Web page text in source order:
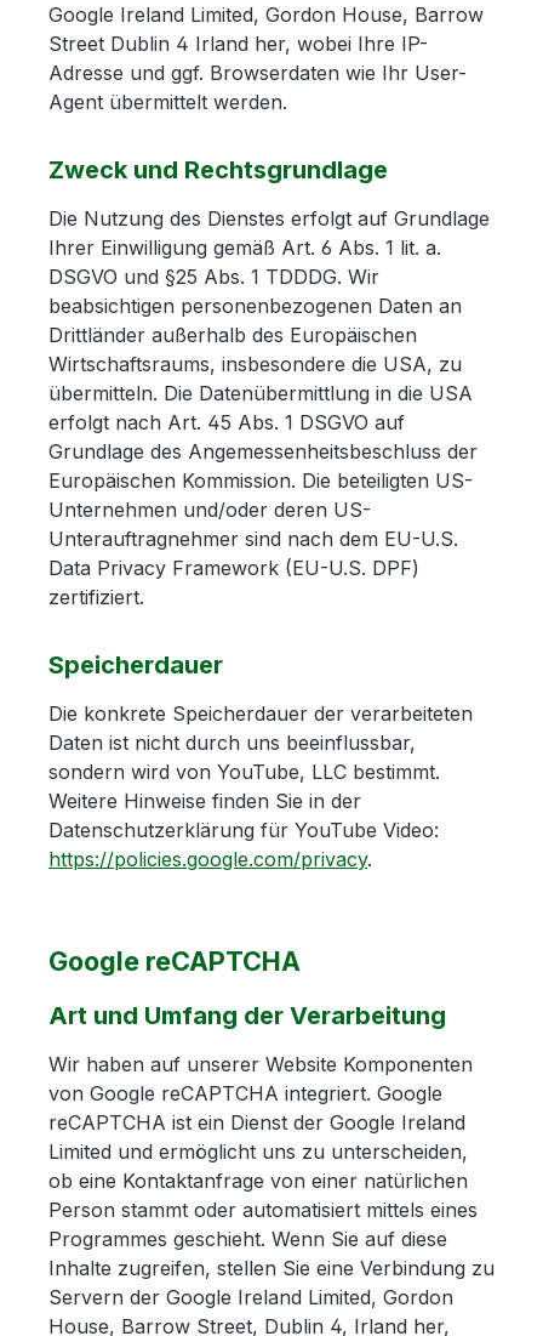
Google Ireland Limited, Gordon House, Barrow
Street Dublin 4 Irland her, wobei Ihre IP-
Adresse und ggf. Browserdaten wie Ihr User-
Agent übermittelt werden.
Zweck und Rechtsgrundlage
Die Nutzung des Dienstes erfolgt auf Grundlage
Ihrer Einwilligung gemäß Art. 6 Abs. 1 lit. a.
DSGVO und §25 Abs. 1 TDDDG. Wir
beabsichtigen personenbezogenen Daten an
Drittländer außerhalb des Europäischen
Wirtschaftsraums, insbesondere die USA, zu
übermitteln. Die Datenübermittlung in die USA
erfolgt nach Art. 45 Abs. 1 DSGVO auf
Grundlage des Angemessenheitsbeschluss der
Europäischen Kommission. Die beteiligten US-
Unternehmen und/oder deren US-
Unterauftragnehmer sind nach dem EU-U.S.
Data Privacy Framework (EU-U.S. DPF)
zertifiziert.
Speicherdauer
Die konkrete Speicherdauer der verarbeiteten
Daten ist nicht durch uns beeinflussbar,
sondern wird von YouTube, LLC bestimmt.
Weitere Hinweise finden Sie in der
Datenschutzerklärung für YouTube Video:
https://policies.google.com/privacy.
Google reCAPTCHA
Art und Umfang der Verarbeitung
Wir haben auf unserer Website Komponenten
von Google reCAPTCHA integriert. Google
reCAPTCHA ist ein Dienst der Google Ireland
Limited und ermöglicht uns zu unterscheiden,
ob eine Kontaktanfrage von einer natürlichen
Person stammt oder automatisiert mittels eines
Programmes geschieht. Wenn Sie auf diese
Inhalte zugreifen, stellen Sie eine Verbindung zu
Servern der Google Ireland Limited, Gordon
House, Barrow Street, Dublin 4, Irland her,